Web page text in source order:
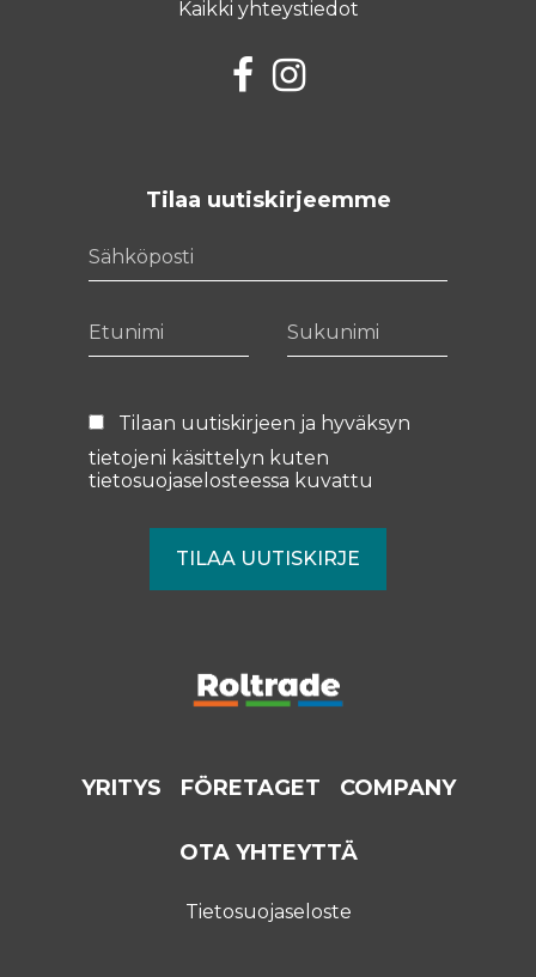
Kaikki yhteystiedot
FacebookInstagram
Tilaa uutiskirjeemme
Tilaan uutiskirjeen ja hyväksyn
tietojeni käsittelyn kuten
tietosuojaselosteessa kuvattu
YRITYS FÖRETAGET COMPANY
OTA YHTEYTTÄ
Tietosuojaseloste